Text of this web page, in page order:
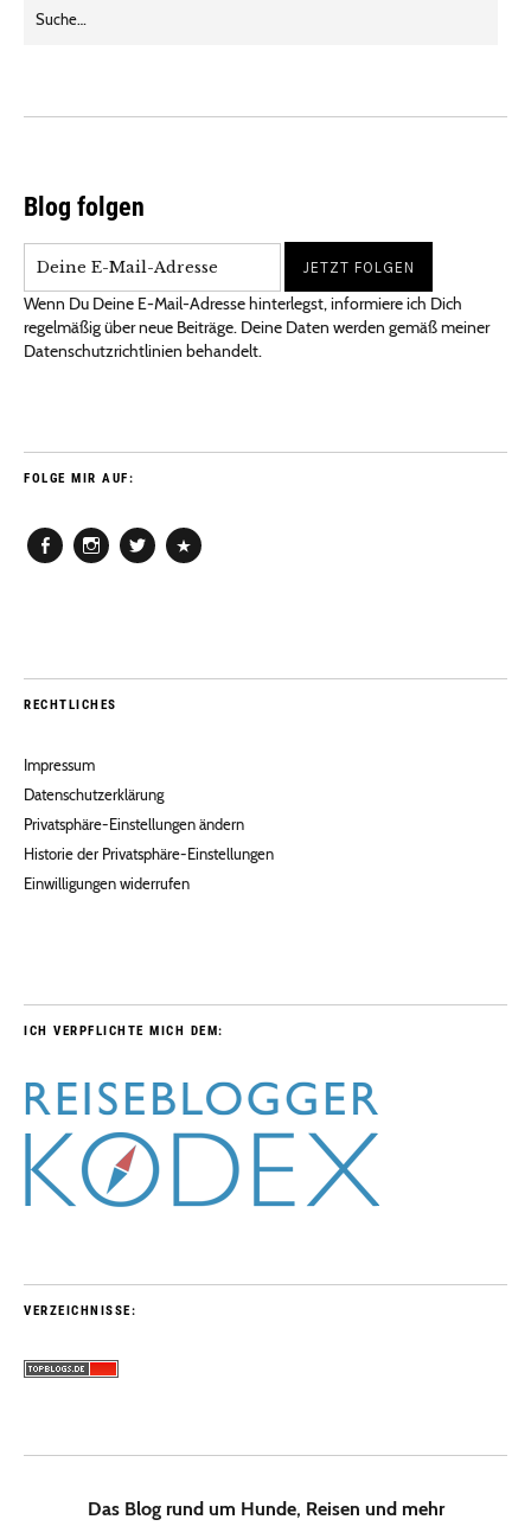
Blog folgen
Wenn Du Deine E-Mail-Adresse hinterlegst, informiere ich Dich
regelmäßig über neue Beiträge. Deine Daten werden gemäß meiner
Datenschutzrichtlinien behandelt.
FOLGE MIR AUF:
RECHTLICHES
Impressum
Datenschutzerklärung
Privatsphäre-Einstellungen ändern
Historie der Privatsphäre-Einstellungen
Einwilligungen widerrufen
ICH VERPFLICHTE MICH DEM:
VERZEICHNISSE:
Das Blog rund um Hunde, Reisen und mehr